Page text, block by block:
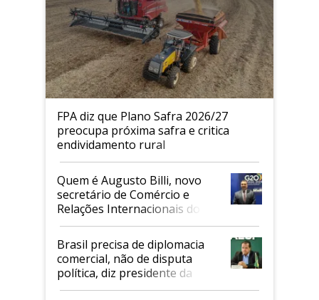
FPA diz que Plano Safra 2026/27
preocupa próxima safra e critica
endividamento rural
Quem é Augusto Billi, novo
secretário de Comércio e
Relações Internacionais do
Mapa
Brasil precisa de diplomacia
comercial, não de disputa
política, diz presidente da
Faesp